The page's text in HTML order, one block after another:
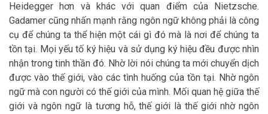
Heidegger hơn và khác với quan điểm của Nietzsche.
Gadamer cũng nhấn mạnh rằng ngôn ngữ không phải là công
cụ để chúng ta thể hiện một cái gì đó mà là nơi để chúng ta
tồn tại. Mọi yếu tố ký hiệu và sử dụng ký hiệu đều được nhìn
nhận trong tinh thần đó. Nhờ lời nói chúng ta mới chuyển dịch
được vào thế giới, vào các tình huống của tồn tại. Nhờ ngôn
ngữ mà con người có thế giới của mình. Mối quan hệ giữa thế
giới và ngôn ngữ là tương hỗ, thế giới là thế giới nhờ ngôn